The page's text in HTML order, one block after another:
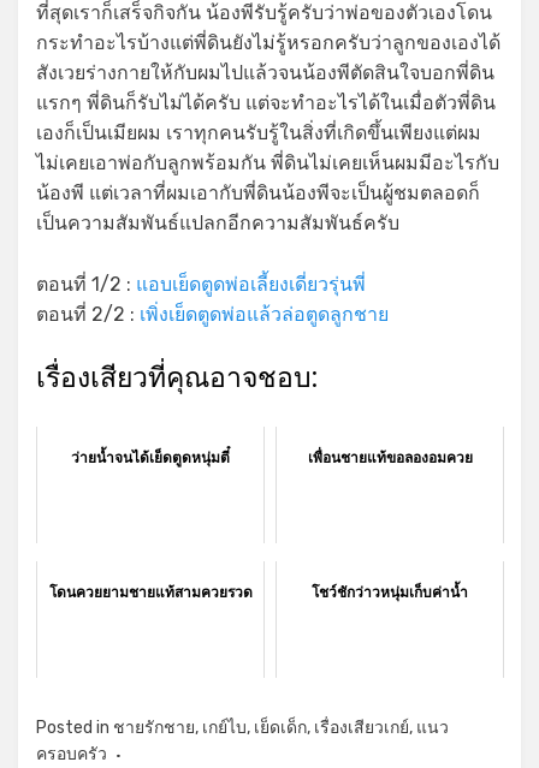
ที่สุดเราก็เสร็จกิจกัน น้องพีรับรู้ครับว่าพ่อของตัวเองโดน
กระทำอะไรบ้างแต่พี่ดินยังไม่รู้หรอกครับว่าลูกของเองได้
สังเวยร่างกายให้กับผมไปแล้วจนน้องพีตัดสินใจบอกพี่ดิน
แรกๆ พี่ดินก็รับไม่ได้ครับ แต่จะทำอะไรได้ในเมื่อตัวพี่ดิน
เองก็เป็นเมียผม เราทุกคนรับรู้ในสิ่งที่เกิดขึ้นเพียงแต่ผม
ไม่เคยเอาพ่อกับลูกพร้อมกัน พี่ดินไม่เคยเห็นผมมีอะไรกับ
น้องพี แต่เวลาที่ผมเอากับพี่ดินน้องพีจะเป็นผู้ชมตลอดก็
เป็นความสัมพันธ์แปลกอีกความสัมพันธ์ครับ
ตอนที่ 1/2 : แอบเย็ดตูดพ่อเลี้ยงเดี่ยวรุ่นพี่
ตอนที่ 2/2 : เพิ่งเย็ดตูดพ่อแล้วล่อตูดลูกชาย
เรื่องเสียวที่คุณอาจชอบ:
ว่ายน้ำจนได้เย็ดตูดหนุ่มตี๋ เพื่อนชายแท้ขอลองอมควย
โดนควยยามชายแท้สามควยรวด โชว์ชักว่าวหนุ่มเก็บค่าน้ำ
Posted in ชายรักชาย, เกย์ไบ, เย็ดเด็ก, เรื่องเสียวเกย์, แนว
ครอบครัว